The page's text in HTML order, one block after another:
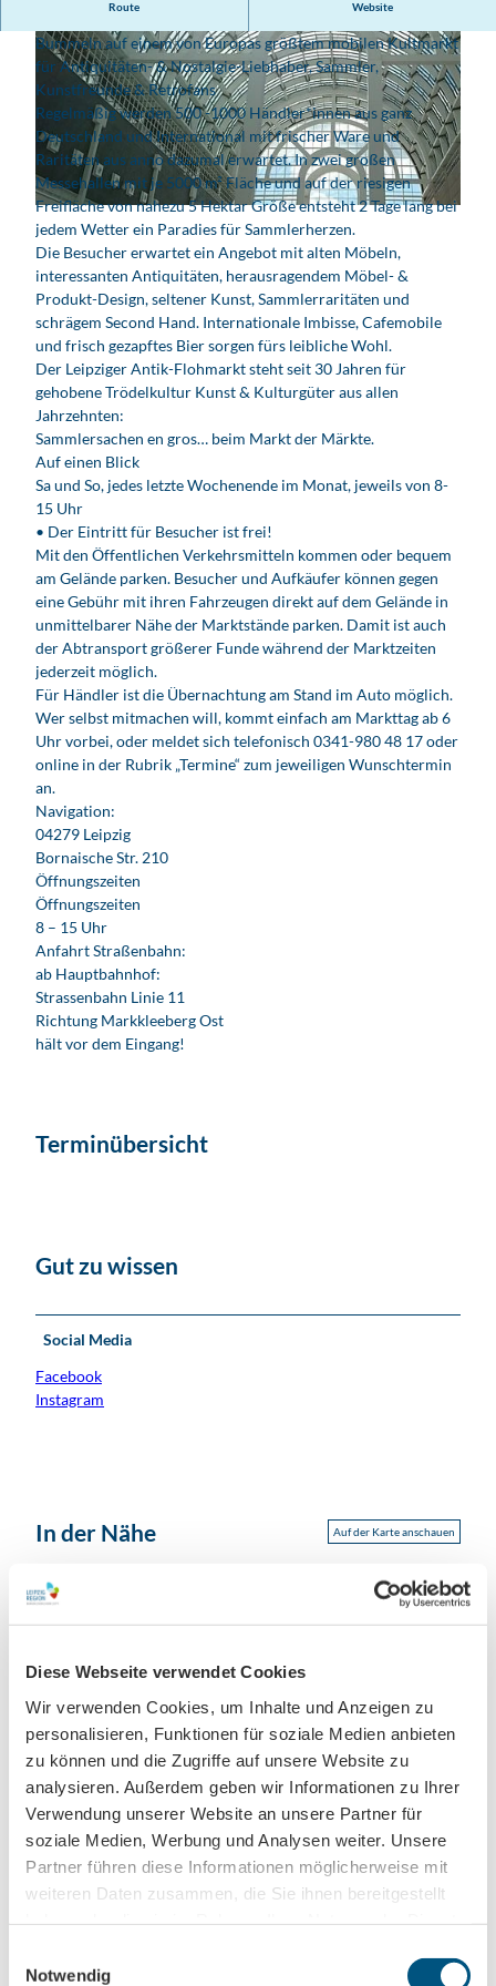
Diese Webseite verwendet Cookies
Wir verwenden Cookies, um Inhalte und Anzeigen zu
personalisieren, Funktionen für soziale Medien anbieten
zu können und die Zugriffe auf unsere Website zu
analysieren. Außerdem geben wir Informationen zu Ihrer
Verwendung unserer Website an unsere Partner für
soziale Medien, Werbung und Analysen weiter. Unsere
Partner führen diese Informationen möglicherweise mit
weiteren Daten zusammen, die Sie ihnen bereitgestellt
Notwendig
© abuha Seifert Gmbh
© pixabay.com_Klaus P. Rausch
Route Website
Bummeln auf einem von Europas größtem mobilen Kultmarkt
für Antiquitäten- & Nostalgie-Liebhaber, Sammler,
Kunstfreunde & Retrofans
Regelmäßig werden 500 -1000 Händler*innen aus ganz
Deutschland und International mit frischer Ware und
Raritäten aus anno dazumal erwartet. In zwei großen
Messehallen mit je 5000 m² Fläche und auf der riesigen
Freifläche von nahezu 5 Hektar Größe entsteht 2 Tage lang bei
jedem Wetter ein Paradies für Sammlerherzen.
Die Besucher erwartet ein Angebot mit alten Möbeln,
interessanten Antiquitäten, herausragendem Möbel- &
Produkt-Design, seltener Kunst, Sammlerraritäten und
schrägem Second Hand. Internationale Imbisse, Cafemobile
und frisch gezapftes Bier sorgen fürs leibliche Wohl.
Der Leipziger Antik-Flohmarkt steht seit 30 Jahren für
gehobene Trödelkultur Kunst & Kulturgüter aus allen
Jahrzehnten:
Sammlersachen en gros… beim Markt der Märkte.
Auf einen Blick
Sa und So, jedes letzte Wochenende im Monat, jeweils von 8-
15 Uhr
• Der Eintritt für Besucher ist frei!
Mit den Öffentlichen Verkehrsmitteln kommen oder bequem
am Gelände parken. Besucher und Aufkäufer können gegen
eine Gebühr mit ihren Fahrzeugen direkt auf dem Gelände in
unmittelbarer Nähe der Marktstände parken. Damit ist auch
der Abtransport größerer Funde während der Marktzeiten
jederzeit möglich.
Für Händler ist die Übernachtung am Stand im Auto möglich.
Wer selbst mitmachen will, kommt einfach am Markttag ab 6
Uhr vorbei, oder meldet sich telefonisch 0341-980 48 17 oder
online in der Rubrik „Termine“ zum jeweiligen Wunschtermin
an.
Navigation:
04279 Leipzig
Bornaische Str. 210
Öffnungszeiten
Öffnungszeiten
8 – 15 Uhr
Anfahrt Straßenbahn:
ab Hauptbahnhof:
Strassenbahn Linie 11
Richtung Markkleeberg Ost
hält vor dem Eingang!
Terminübersicht
Gut zu wissen
Social Media
Facebook
Instagram
In der Nähe Auf der Karte anschauen
Veranstaltungsort
agra Messepark
04279Leipzig
office@agramessepark.de
Website
Facebook
Instagram
Anreise mit öffentlichen Verkehrsmitteln